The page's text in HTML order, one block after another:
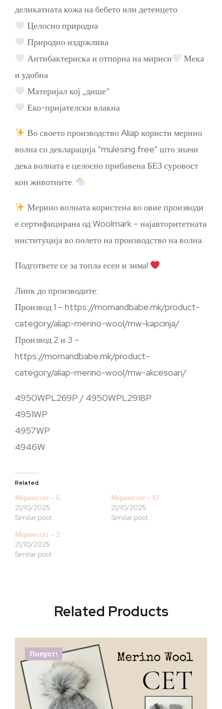
деликатната кожа на бебето или детенцето
Целосно природна
Природно издржлива
Антибактериска и отпорна на мириси
Мека
и удобна
Материјал кој „дише“
Еко-пријателски влакна
Во своето производство Aliap користи мерино
волна со декларација “mulesing free” што значи
дека волната е целосно прибавена БЕЗ суровост
кон животните.
Мерино волната користена во овие производи
е сертифицирана од Woolmark – најавторитетната
институција во полето на производство на волна.
Подгответе се за топла есен и зима!
Линк до производите:
Производ 1 – https://momandbabe.mk/product-
category/aliap-merino-wool/mw-kapcinja/
Производ 2 и 3 –
https://momandbabe.mk/product-
category/aliap-merino-wool/mw-akcesoari/
4950WPL269P / 4950WPL2918P
4951WP
4957WP
4946W
Related
Мерино сет – 6
21/10/2025
Similar post
Мерино сет – 10
21/10/2025
Similar post
Мерино сет – 2
21/10/2025
Similar post
Related Products
Попуст!